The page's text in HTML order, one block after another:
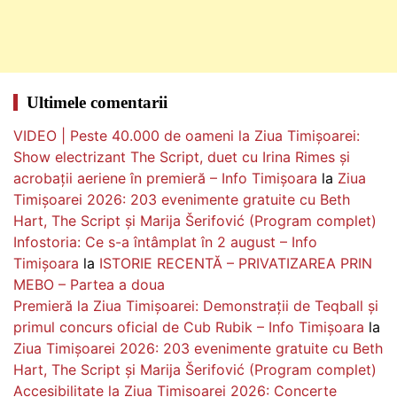
Ultimele comentarii
VIDEO | Peste 40.000 de oameni la Ziua Timișoarei:
Show electrizant The Script, duet cu Irina Rimes și
acrobații aeriene în premieră – Info Timișoara la Ziua
Timișoarei 2026: 203 evenimente gratuite cu Beth
Hart, The Script și Marija Šerifović (Program complet)
Infostoria: Ce s-a întâmplat în 2 august – Info
Timișoara la ISTORIE RECENTĂ – PRIVATIZAREA PRIN
MEBO – Partea a doua
Premieră la Ziua Timișoarei: Demonstrații de Teqball și
primul concurs oficial de Cub Rubik – Info Timișoara la
Ziua Timișoarei 2026: 203 evenimente gratuite cu Beth
Hart, The Script și Marija Šerifović (Program complet)
Accesibilitate la Ziua Timișoarei 2026: Concerte